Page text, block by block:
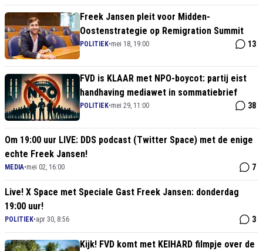
Freek Jansen pleit voor Midden-
Oostenstrategie op Remigration Summit
POLITIEK•mei 18, 19:00 13
FVD is KLAAR met NPO-boycot: partij eist
handhaving mediawet in sommatiebrief
POLITIEK•mei 29, 11:00 38
Om 19:00 uur LIVE: DDS podcast (Twitter Space) met de enige
echte Freek Jansen!
MEDIA•mei 02, 16:00 7
Live! X Space met Speciale Gast Freek Jansen: donderdag
19:00 uur!
POLITIEK•apr 30, 8:56 3
Kijk! FVD komt met KEIHARD filmpje over de